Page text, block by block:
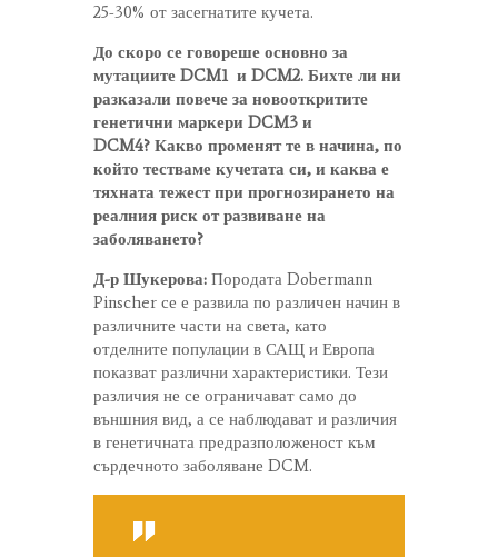
25-30% от засегнатите кучета.
До скоро се говореше основно за
мутациите DCM1 и DCM2. Бихте ли ни
разказали повече за новооткритите
генетични маркери DCM3 и
DCM4? Какво променят те в начина, по
който тестваме кучетата си, и каква е
тяхната тежест при прогнозирането на
реалния риск от развиване на
заболяването?
Д-р Шукерова: Породата Dobermann
Pinscher се е развила по различен начин в
различните части на света, като
отделните популации в САЩ и Европа
показват различни характеристики. Тези
различия не се ограничават само до
външния вид, а се наблюдават и различия
в генетичната предразположеност към
сърдечното заболяване DCM.